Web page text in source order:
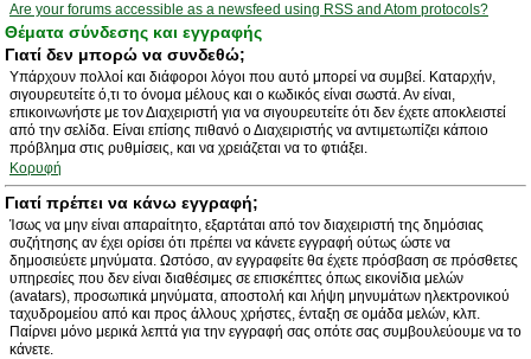
Are your forums accessible as a newsfeed using RSS and Atom protocols?
Θέματα σύνδεσης και εγγραφής
Γιατί δεν μπορώ να συνδεθώ;
Υπάρχουν πολλοί και διάφοροι λόγοι που αυτό μπορεί να συμβεί. Καταρχήν,
σιγουρευτείτε ό,τι το όνομα μέλους και ο κωδικός είναι σωστά. Αν είναι,
επικοινωνήστε με τον Διαχειριστή για να σιγουρευτείτε ότι δεν έχετε αποκλειστεί
από την σελίδα. Είναι επίσης πιθανό ο Διαχειριστής να αντιμετωπίζει κάποιο
πρόβλημα στις ρυθμίσεις, και να χρειάζεται να το φτιάξει.
Κορυφή
Γιατί πρέπει να κάνω εγγραφή;
Ίσως να μην είναι απαραίτητο, εξαρτάται από τον διαχειριστή της δημόσιας
συζήτησης αν έχει ορίσει ότι πρέπει να κάνετε εγγραφή ούτως ώστε να
δημοσιεύετε μηνύματα. Ωστόσο, αν εγγραφείτε θα έχετε πρόσβαση σε πρόσθετες
υπηρεσίες που δεν είναι διαθέσιμες σε επισκέπτες όπως εικονίδια μελών
(avatars), προσωπικά μηνύματα, αποστολή και λήψη μηνυμάτων ηλεκτρονικού
ταχυδρομείου από και προς άλλους χρήστες, ένταξη σε ομάδα μελών, κλπ.
Παίρνει μόνο μερικά λεπτά για την εγγραφή σας οπότε σας συμβουλεύουμε να το
κάνετε.